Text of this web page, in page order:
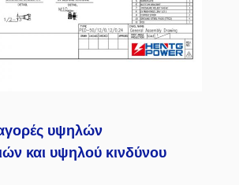
υψηλών
και υψηλού κινδύνου